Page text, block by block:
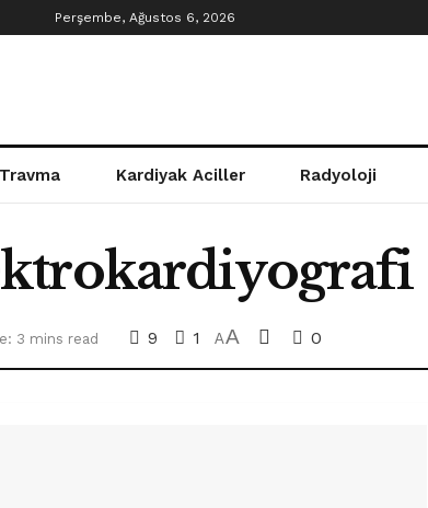
Perşembe, Ağustos 6, 2026
Travma Kardiyak Aciller Radyoloji
3 mins read 9 1 AA 0